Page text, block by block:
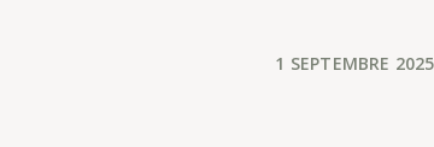
1 SEPTEMBRE 2025